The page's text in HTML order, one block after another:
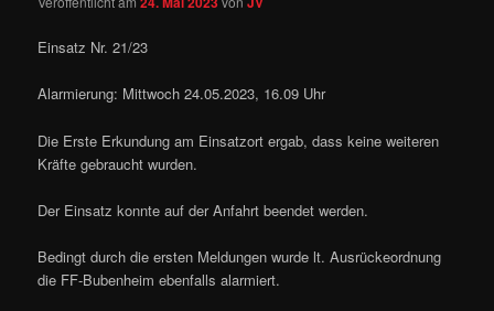
Einsatz Nr. 21/23
Alarmierung: Mittwoch 24.05.2023, 16.09 Uhr
Die Erste Erkundung am Einsatzort ergab, dass keine weiteren
Kräfte gebraucht wurden.
Der Einsatz konnte auf der Anfahrt beendet werden.
Bedingt durch die ersten Meldungen wurde lt. Ausrückeordnung
die FF-Bubenheim ebenfalls alarmiert.